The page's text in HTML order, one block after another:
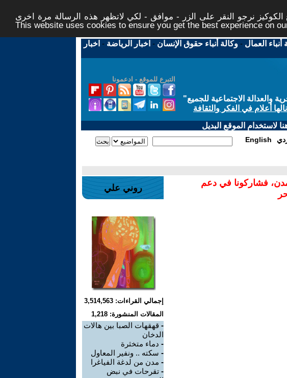
نرجو النقر على الزر - موافق - لكي لاتظهر هذه الرسالة مرة اخرى -
This website uses cookies to ensure you get the best experience on
أنباء العمال -وكالة أنباء حقوق الإنسان - اخبار الرياضة - اخبار
التبرع للموقع - ادعمونا
الاجتماعية للجميع"
أعلام في الفكر والثقافة
لاستخدام الموقع البديل
English
فشاركونا في دعم
روني علي
إجمالي القراءات: 3,514,563
المقالات المنشورة: 1,218
- قهقهات الصبا بين هالات
الدخان
- دماء متخثرة
- سكته .. ونفير المعاول
- مدن من لدغة الفياغرا
- تقرحات في نبض